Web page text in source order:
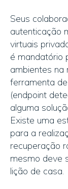
Seus
autenticação
virtuais
é mandatório
ambientes na
ferramenta
(endpoint
alguma
Existe uma
para a
recuperação
mesmo deve
lição de casa.